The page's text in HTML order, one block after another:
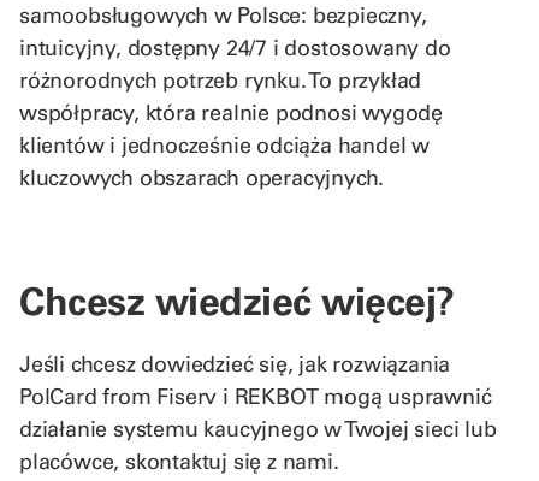
samoobsługowych w Polsce: bezpieczny,
intuicyjny, dostępny 24/7 i dostosowany do
różnorodnych potrzeb rynku. To przykład
współpracy, która realnie podnosi wygodę
klientów i jednocześnie odciąża handel w
kluczowych obszarach operacyjnych.
Chcesz wiedzieć więcej?
Jeśli chcesz dowiedzieć się, jak rozwiązania
PolCard from Fiserv i REKBOT mogą usprawnić
działanie systemu kaucyjnego w Twojej sieci lub
placówce, skontaktuj się z nami.